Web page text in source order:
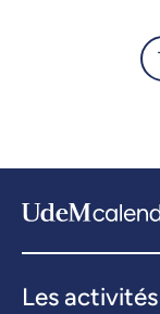
Les activités